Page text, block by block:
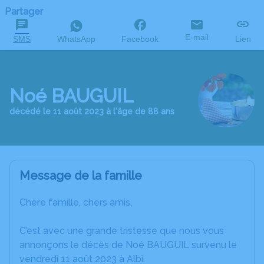
Partager
SMS WhatsApp Facebook E-mail Lien
Noé BAUGUIL
décédé le 11 août 2023 à l'âge de 88 ans
Message de la famille
Chère famille, chers amis,
C’est avec une grande tristesse que nous vous
annonçons le décès de Noé BAUGUIL survenu le
vendredi 11 août 2023 à Albi.